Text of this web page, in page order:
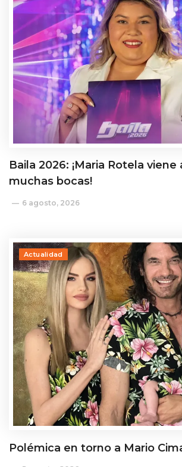
Baila 2026: ¡Maria Rotela viene
muchas bocas!
6 agosto, 2026
Actualidad
Polémica en torno a Mario